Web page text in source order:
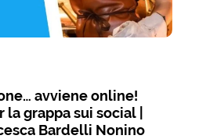
avviene online!
grappa sui social |
Bardelli Nonino